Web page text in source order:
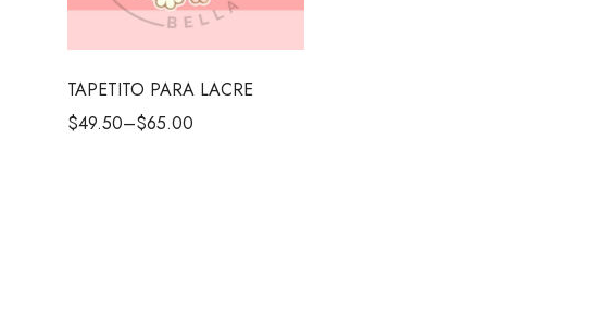
TAPETITO PARA LACRE
$49.50–$65.00